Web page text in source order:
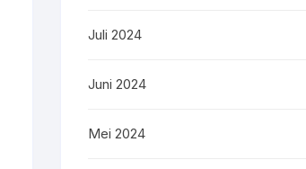
Juli 2024
Juni 2024
Mei 2024